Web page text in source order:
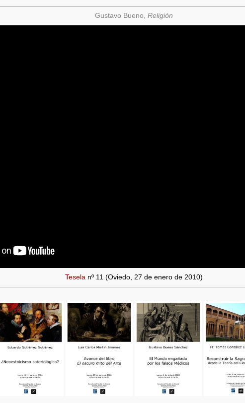
Gustavo Bueno, Religión
Teselanº 11 (Oviedo, 27 de enero de 2010)